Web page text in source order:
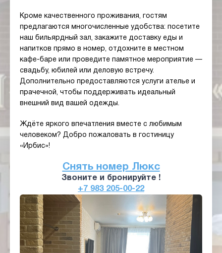
Кроме качественного проживания, гостям
предлагаются многочисленные удобства: посетите
наш бильярдный зал, закажите доставку еды и
напитков прямо в номер, отдохните в местном
кафе-баре или проведите памятное мероприятие —
свадьбу, юбилей или деловую встречу.
Дополнительно предоставляются услуги ателье и
прачечной, чтобы поддерживать идеальный
внешний вид вашей одежды.
Ждёте яркого впечатления вместе с любимым
человеком? Добро пожаловать в гостиницу
«Ирбис»!
Снять номер Люкс
Звоните и бронируйте !
+7 983 205-00-22